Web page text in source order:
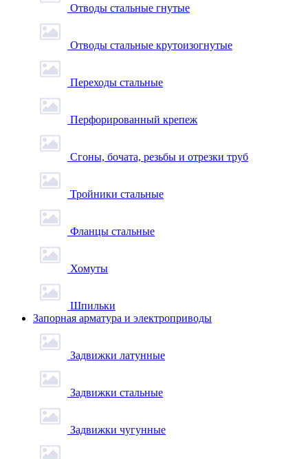
Отводы стальные гнутые
Отводы стальные крутоизогнутые
Переходы стальные
Перфорированный крепеж
Сгоны, бочата, резьбы и отрезки труб
Тройники стальные
Фланцы стальные
Хомуты
Шпильки
Запорная арматура и электроприводы
Задвижки латунные
Задвижки стальные
Задвижки чугунные